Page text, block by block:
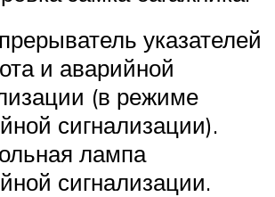
указателей
и аварийной
(в режиме
сигнализации).
лампа
сигнализации.